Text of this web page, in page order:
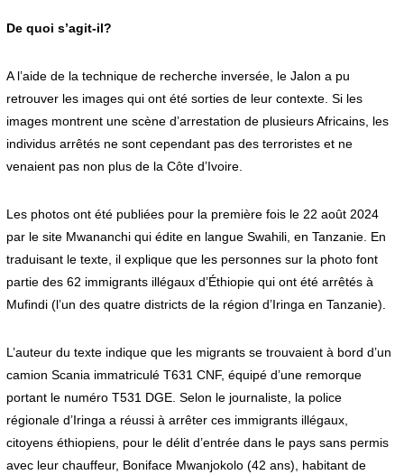
De quoi s’agit-il?
A l’aide de la technique de recherche inversée, le Jalon a pu
retrouver les images qui ont été sorties de leur contexte. Si les
images montrent une scène d’arrestation de plusieurs Africains, les
individus arrêtés ne sont cependant pas des terroristes et ne
venaient pas non plus de la Côte d’Ivoire.
Les photos ont été publiées pour la première fois le 22 août 2024
par le site Mwananchi qui édite en langue Swahili, en Tanzanie. En
traduisant le texte, il explique que les personnes sur la photo font
partie des 62 immigrants illégaux d’Éthiopie qui ont été arrêtés à
Mufindi (l’un des quatre districts de la région d’Iringa en Tanzanie).
L’auteur du texte indique que les migrants se trouvaient à bord d’un
camion Scania immatriculé T631 CNF, équipé d’une remorque
portant le numéro T531 DGE. Selon le journaliste, la police
régionale d’Iringa a réussi à arrêter ces immigrants illégaux,
citoyens éthiopiens, pour le délit d’entrée dans le pays sans permis
avec leur chauffeur, Boniface Mwanjokolo (42 ans), habitant de